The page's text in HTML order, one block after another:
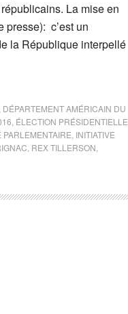
La mise en
presse): c’est un
la République interpellé
DÉPARTEMENT AMÉRICAIN DU
ÉLECTION PRÉSIDENTIELLE
PARLEMENTAIRE INITIATIVE
REX TILLERSON